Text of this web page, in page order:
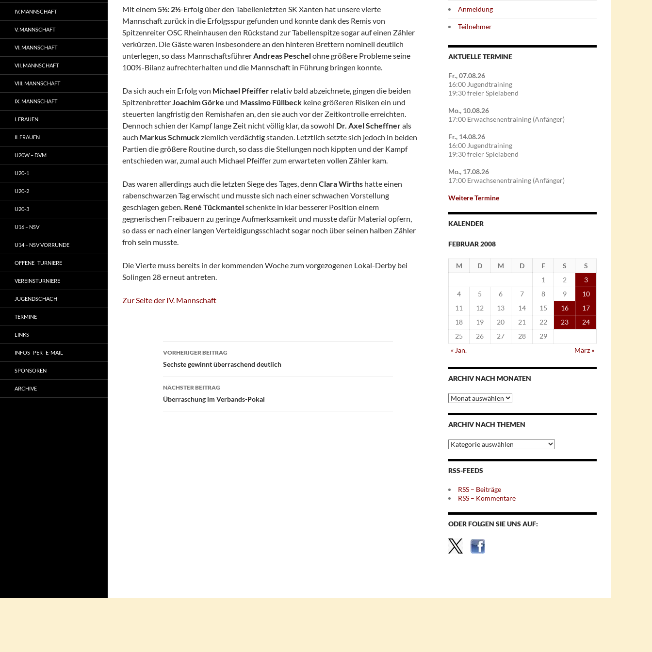
Mit einem5½: 2½-Erfolg über den Tabellenletzten SK Xanten hat unsere vierte
Mannschaft zurück in die Erfolgsspur gefunden und konnte dank des Remis von
Spitzenreiter OSC Rheinhausen den Rückstand zur Tabellenspitze sogar auf einen Zähler
verkürzen. Die Gäste waren insbesondere an den hinteren Brettern nominell deutlich
unterlegen, so dass MannschaftsführerAndreas Peschelohne größere Probleme seine
100%-Bilanz aufrechterhalten und die Mannschaft in Führung bringen konnte.
Da sich auch ein Erfolg von Michael Pfeiffer relativ bald abzeichnete, gingen die beiden
SpitzenbretterJoachim Görke und Massimo Füllbeck keine größeren Risiken ein und
steuerten langfristig den Remishafen an, den sie auch vor der Zeitkontrolle erreichten.
Dennoch schien der Kampf lange Zeit nicht völlig klar, da sowohl Dr. AxelScheffnerals
auch Markus Schmuckziemlich verdächtig standen. Letztlich setzte sich jedoch in beiden
Partien die größere Routine durch, so dass die Stellungen noch kippten und der Kampf
entschieden war, zumal auch Michael Pfeiffer zum erwarteten vollen Zähler kam.
Das waren allerdings auch die letzten Siege des Tages, denn Clara Wirths hatte einen
rabenschwarzen Tag erwischt und musste sich nach einer schwachen Vorstellung
geschlagen geben. René Tückmantelschenkte in klar besserer Position einem
gegnerischen Freibauern zu geringe Aufmerksamkeit und musste dafür Material opfern,
so dass er nach einer langen Verteidigungsschlacht sogar noch über seinen halben Zähler
froh sein musste.
Die Vierte muss bereits in der kommenden Woche zum vorgezogenen Lokal-Derby bei
Solingen 28 erneut antreten.
Zur Seite der IV. Mannschaft
Beitragsnavigation
VORHERIGER BEITRAG
Sechste gewinnt überraschend deutlich
NÄCHSTER BEITRAG
Überraschung im Verbands-Pokal
Anmeldung
Teilnehmer
AKTUELLE TERMINE
Fr., 07.08.26
16:00 Jugendtraining
19:30 freier Spielabend
Mo., 10.08.26
17:00 Erwachsenentraining (Anfänger)
Fr., 14.08.26
16:00 Jugendtraining
19:30 freier Spielabend
Mo., 17.08.26
17:00 Erwachsenentraining (Anfänger)
Weitere Termine
KALENDER
FEBRUAR 2008
M D M D F S
S
1
2
3
4
5 6 7 8 9
10
11
12 13 14 15 16
17
18
19 20 21 22 23
24
25
26 27 28
29
« Jan.
März »
ARCHIV NACH MONATEN
Archiv
nach
Monaten
ARCHIV NACH THEMEN
Archiv
nach
Themen
RSS-FEEDS
RSS – Beiträge
RSS – Kommentare
ODER FOLGEN SIE UNS AUF:
IV. MANNSCHAFT
V. MANNSCHAFT
VI. MANNSCHAFT
VII. MANNSCHAFT
VIII. MANNSCHAFT
IX. MANNSCHAFT
I. FRAUEN
II. FRAUEN
U20W – DVM
U20-1
U20-2
U20-3
U16 – NSV
U14 – NSV VORRUNDE
OFFENE TURNIERE
VEREINSTURNIERE
JUGENDSCHACH
TERMINE
LINKS
INFOS PER E-MAIL
SPONSOREN
ARCHIVE